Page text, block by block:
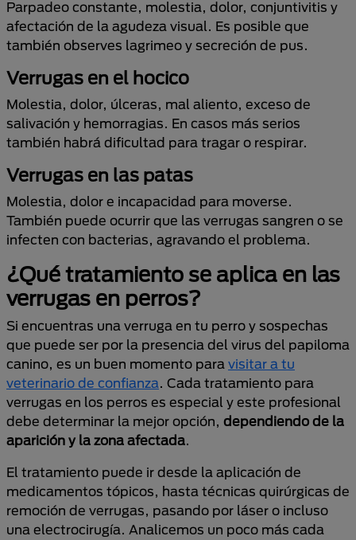
Parpadeo constante, molestia, dolor, conjuntivitis y
afectación de la agudeza visual. Es posible que
también observes lagrimeo y secreción de pus.
Verrugas en el hocico
Molestia, dolor, úlceras, mal aliento, exceso de
salivación y hemorragias. En casos más serios
también habrá dificultad para tragar o respirar.
Verrugas en las patas
Molestia, dolor e incapacidad para moverse.
También puede ocurrir que las verrugas sangren o se
infecten con bacterias, agravando el problema.
¿Qué tratamiento se aplica en las
verrugas en perros?
Si encuentras una verruga en tu perro y sospechas
que puede ser por la presencia del virus del papiloma
canino, es un buen momento para visitar a tu
veterinario de confianza. Cada tratamiento para
verrugas en los perros es especial y este profesional
debe determinar la mejor opción, dependiendo de la
aparición y la zona afectada.
El tratamiento puede ir desde la aplicación de
medicamentos tópicos, hasta técnicas quirúrgicas de
remoción de verrugas, pasando por láser o incluso
una electrocirugía. Analicemos un poco más cada